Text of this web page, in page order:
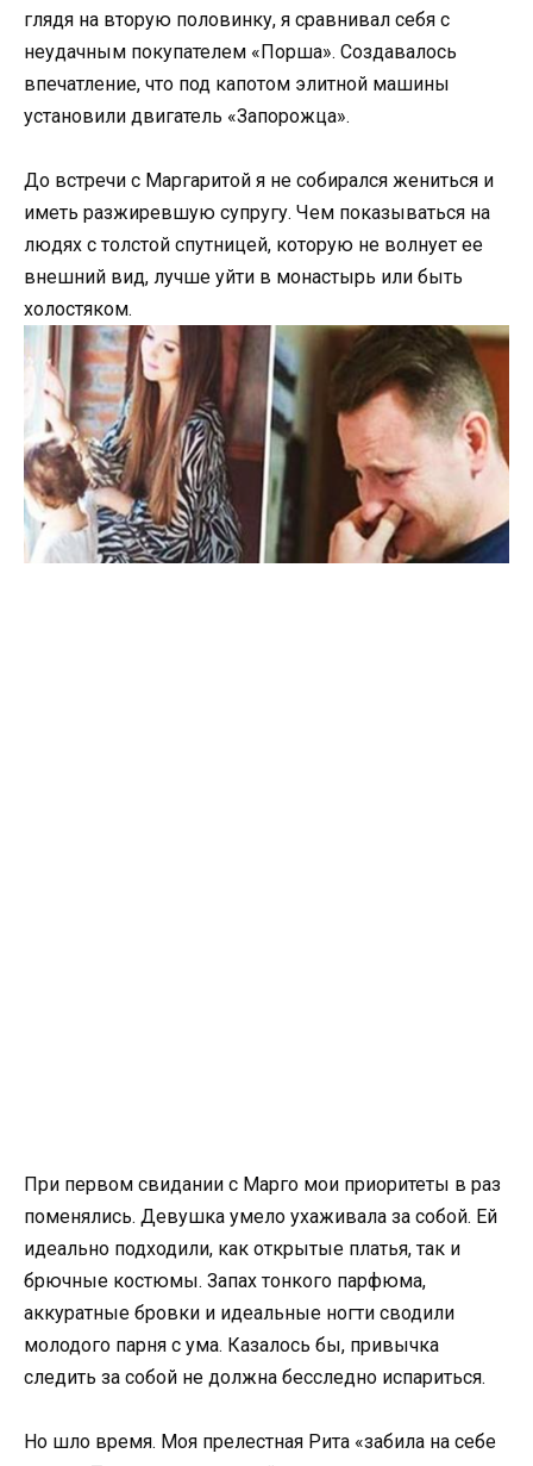
глядя на вторую половинку, я сравнивал себя с
неудачным покупателем «Порша». Создавалось
впечатление, что под капотом элитной машины
установили двигатель «Запорожца».
До встречи с Маргаритой я не собирался жениться и
иметь разжиревшую супругу. Чем показываться на
людях с толстой спутницей, которую не волнует ее
внешний вид, лучше уйти в монастырь или быть
холостяком.
При первом свидании с Марго мои приоритеты в раз
поменялись. Девушка умело ухаживала за собой. Ей
идеально подходили, как открытые платья, так и
брючные костюмы. Запах тонкого парфюма,
аккуратные бровки и идеальные ногти сводили
молодого парня с ума. Казалось бы, привычка
следить за собой не должна бесследно испариться.
Но шло время. Моя прелестная Рита «забила на себе